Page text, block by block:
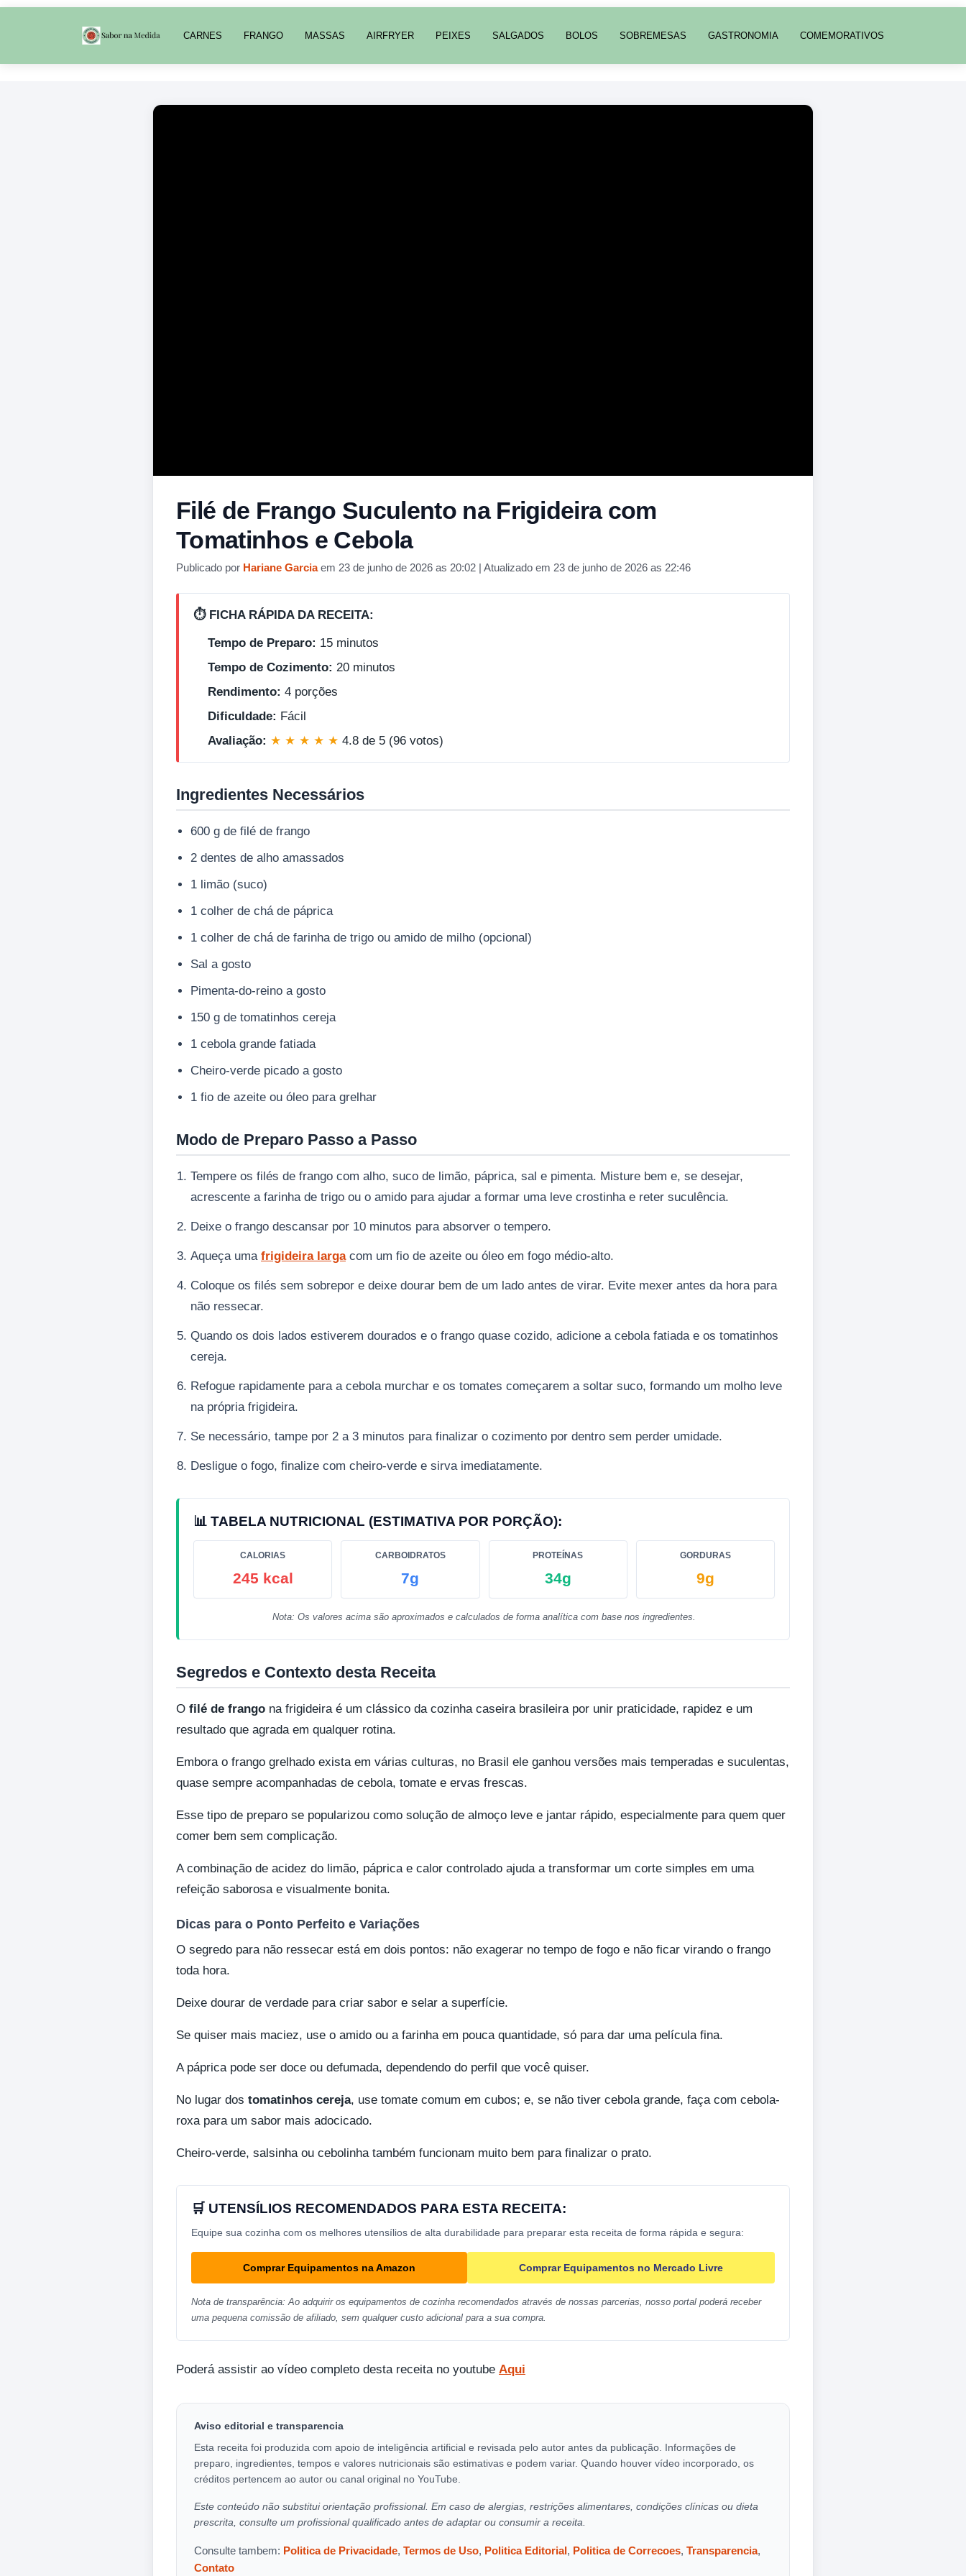
CARNES FRANGO MASSAS AIRFRYER PEIXES SALGADOS BOLOS SOBREMESAS GASTRONOMIA COMEMORATIVOS
Filé de Frango Suculento na Frigideira com
Tomatinhos e Cebola
Publicado por Hariane Garciaem 23 de junho de 2026 as 20:02 | Atualizado em 23 de junho de 2026 as 22:46
⏱️ FICHA RÁPIDA DA RECEITA:
Tempo de Preparo: 15 minutos
Tempo de Cozimento: 20 minutos
Rendimento: 4 porções
Dificuldade: Fácil
Avaliação: ★ ★ ★ ★ ★ 4.8 de 5 (96 votos)
Ingredientes Necessários
600 g de filé de frango
2 dentes de alho amassados
1 limão (suco)
1 colher de chá de páprica
1 colher de chá de farinha de trigo ou amido de milho (opcional)
Sal a gosto
Pimenta-do-reino a gosto
150 g de tomatinhos cereja
1 cebola grande fatiada
Cheiro-verde picado a gosto
1 fio de azeite ou óleo para grelhar
Modo de Preparo Passo a Passo
Tempere os filés de frango com alho, suco de limão, páprica, sal e pimenta. Misture bem e, se desejar,
acrescente a farinha de trigo ou o amido para ajudar a formar uma leve crostinha e reter suculência.
Deixe o frango descansar por 10 minutos para absorver o tempero.
Aqueça uma frigideira largacom um fio de azeite ou óleo em fogo médio-alto.
Coloque os filés sem sobrepor e deixe dourar bem de um lado antes de virar. Evite mexer antes da hora para
não ressecar.
Quando os dois lados estiverem dourados e o frango quase cozido, adicione a cebola fatiada e os tomatinhos
cereja.
Refogue rapidamente para a cebola murchar e os tomates começarem a soltar suco, formando um molho leve
na própria frigideira.
Se necessário, tampe por 2 a 3 minutos para finalizar o cozimento por dentro sem perder umidade.
Desligue o fogo, finalize com cheiro-verde e sirva imediatamente.
📊 TABELA NUTRICIONAL (ESTIMATIVA POR PORÇÃO):
CALORIAS
245 kcal
CARBOIDRATOS
7g
PROTEÍNAS
34g
GORDURAS
9g
Nota: Os valores acima são aproximados e calculados de forma analítica com base nos ingredientes.
Segredos e Contexto desta Receita
O filé de frango na frigideira é um clássico da cozinha caseira brasileira por unir praticidade, rapidez e um
resultado que agrada em qualquer rotina.
Embora o frango grelhado exista em várias culturas, no Brasil ele ganhou versões mais temperadas e suculentas,
quase sempre acompanhadas de cebola, tomate e ervas frescas.
Esse tipo de preparo se popularizou como solução de almoço leve e jantar rápido, especialmente para quem quer
comer bem sem complicação.
A combinação de acidez do limão, páprica e calor controlado ajuda a transformar um corte simples em uma
refeição saborosa e visualmente bonita.
Dicas para o Ponto Perfeito e Variações
O segredo para não ressecar está em dois pontos: não exagerar no tempo de fogo e não ficar virando o frango
toda hora.
Deixe dourar de verdade para criar sabor e selar a superfície.
Se quiser mais maciez, use o amido ou a farinha em pouca quantidade, só para dar uma película fina.
A páprica pode ser doce ou defumada, dependendo do perfil que você quiser.
No lugar dos tomatinhos cereja, use tomate comum em cubos; e, se não tiver cebola grande, faça com cebola-
roxa para um sabor mais adocicado.
Cheiro-verde, salsinha ou cebolinha também funcionam muito bem para finalizar o prato.
🛒 UTENSÍLIOS RECOMENDADOS PARA ESTA RECEITA:
Equipe sua cozinha com os melhores utensílios de alta durabilidade para preparar esta receita de forma rápida e segura:
Comprar Equipamentos na Amazon Comprar Equipamentos no Mercado Livre
Nota de transparência: Ao adquirir os equipamentos de cozinha recomendados através de nossas parcerias, nosso portal poderá receber
uma pequena comissão de afiliado, sem qualquer custo adicional para a sua compra.
Poderá assistir ao vídeo completo desta receita no youtube Aqui
Aviso editorial e transparencia
Esta receita foi produzida com apoio de inteligência artificial e revisada pelo autor antes da publicação. Informações de
preparo, ingredientes, tempos e valores nutricionais são estimativas e podem variar. Quando houver vídeo incorporado, os
créditos pertencem ao autor ou canal original no YouTube.
Este conteúdo não substitui orientação profissional. Em caso de alergias, restrições alimentares, condições clínicas ou dieta
prescrita, consulte um profissional qualificado antes de adaptar ou consumir a receita.
Consulte tambem: Politica de Privacidade, Termos de Uso, Politica Editorial, Politica de Correcoes, Transparencia,
Contato